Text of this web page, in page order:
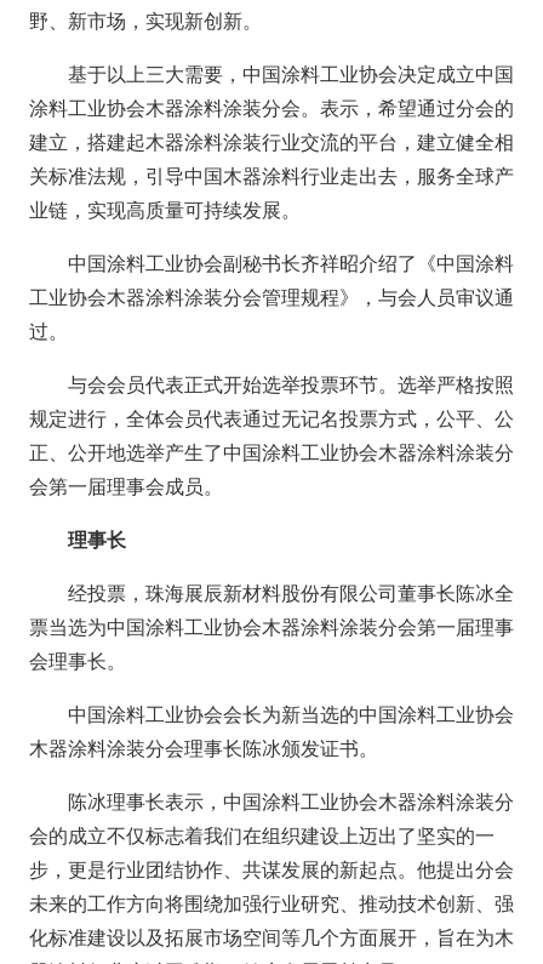
野、新市场，实现新创新。
基于以上三大需要，中国涂料工业协会决定成立中国
涂料工业协会木器涂料涂装分会。表示，希望通过分会的
建立，搭建起木器涂料涂装行业交流的平台，建立健全相
关标准法规，引导中国木器涂料行业走出去，服务全球产
业链，实现高质量可持续发展。
中国涂料工业协会副秘书长齐祥昭介绍了《中国涂料
工业协会木器涂料涂装分会管理规程》，与会人员审议通
过。
与会会员代表正式开始选举投票环节。选举严格按照
规定进行，全体会员代表通过无记名投票方式，公平、公
正、公开地选举产生了中国涂料工业协会木器涂料涂装分
会第一届理事会成员。
理事长
经投票，珠海展辰新材料股份有限公司董事长陈冰全
票当选为中国涂料工业协会木器涂料涂装分会第一届理事
会理事长。
中国涂料工业协会会长为新当选的中国涂料工业协会
木器涂料涂装分会理事长陈冰颁发证书。
陈冰理事长表示，中国涂料工业协会木器涂料涂装分
会的成立不仅标志着我们在组织建设上迈出了坚实的一
步，更是行业团结协作、共谋发展的新起点。他提出分会
未来的工作方向将围绕加强行业研究、推动技术创新、强
化标准建设以及拓展市场空间等几个方面展开，旨在为木